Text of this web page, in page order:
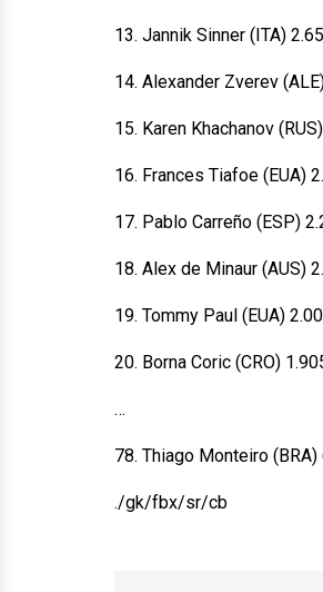
13. Jannik Sinner (ITA)
14. Alexander Zverev
15. Karen Khachanov
16. Frances Tiafoe (EUA)
17. Pablo Carreño (ESP)
18. Alex de Minaur (AUS)
19. Tommy Paul (EUA)
20. Borna Coric (CRO)
…
78. Thiago Monteiro
./gk/fbx/sr/cb